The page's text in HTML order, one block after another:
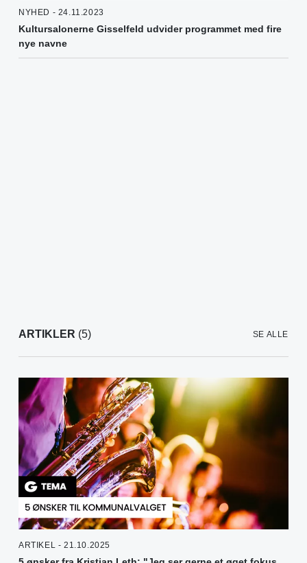
NYHED - 24.11.2023
Kultursalonerne Gisselfeld udvider programmet med fire
nye navne
ARTIKLER (5) SE ALLE
ARTIKEL - 21.10.2025